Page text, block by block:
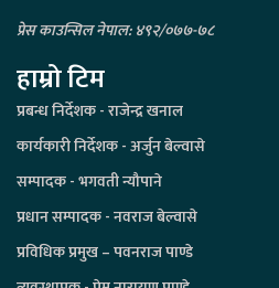
प्रेस काउन्सिल नेपाल: ४९२/०७७-७८
हाम्रो टिम
प्रबन्ध निर्देशक - राजेन्द्र खनाल
कार्यकारी निर्देशक - अर्जुन बेल्वासे
सम्पादक - भगवती न्यौपाने
प्रधान सम्पादक - नवराज बेल्वासे
प्रविधिक प्रमुख – पवनराज पाण्डे